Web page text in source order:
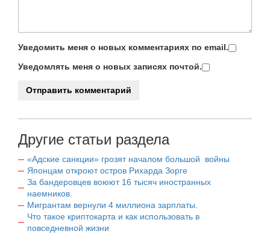
Уведомить меня о новых комментариях по email.
Уведомлять меня о новых записях почтой.
Другие статьи раздела
«Адские санкции» грозят началом большой войны
Японцам откроют остров Рихарда Зорге
За бандеровцев воюют 16 тысяч иностранных
наемников.
Мигрантам вернули 4 миллиона зарплаты.
Что такое криптокарта и как использовать в
повседневной жизни